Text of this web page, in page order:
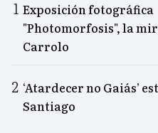
Exposición fotográfica
"Photomorfosis", la
Carrolo
‘Atardecer no Gaiás’
Santiago